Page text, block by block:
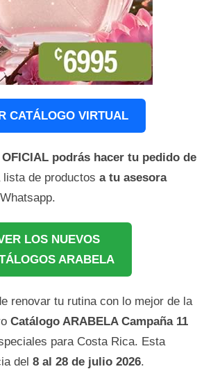
CATÁLOGO VIRTUAL
OFICIAL podrás hacer tu pedido de
de productos a tu asesora
LOS NUEVOS
ARABELA
renovar tu rutina con lo mejor de la
Catálogo ARABELA Campaña 11
para Costa Rica. Esta
del 8 al 28 de julio 2026.